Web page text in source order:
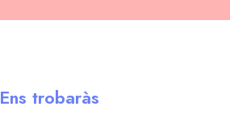
Ens trobaràs